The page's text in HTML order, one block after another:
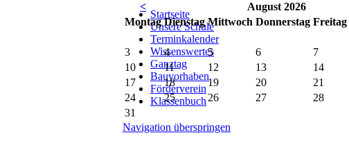
Startseite
Unsere Schule
Terminkalender
Wissenswertes
Ganztag
Bauvorhaben
Förderverein
Klassenbuch
< August 2026
Montag Dienstag Mittwoch Donnerstag Freitag
3
4 5 6 7
10
11 12 13 14
17
18 19 20 21
24
25 26 27 28
31
Navigation überspringen